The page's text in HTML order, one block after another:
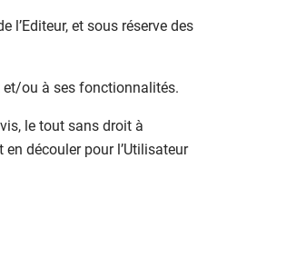
l’Editeur, et sous réserve des
et/ou à ses fonctionnalités.
le tout sans droit à
découler pour l’Utilisateur